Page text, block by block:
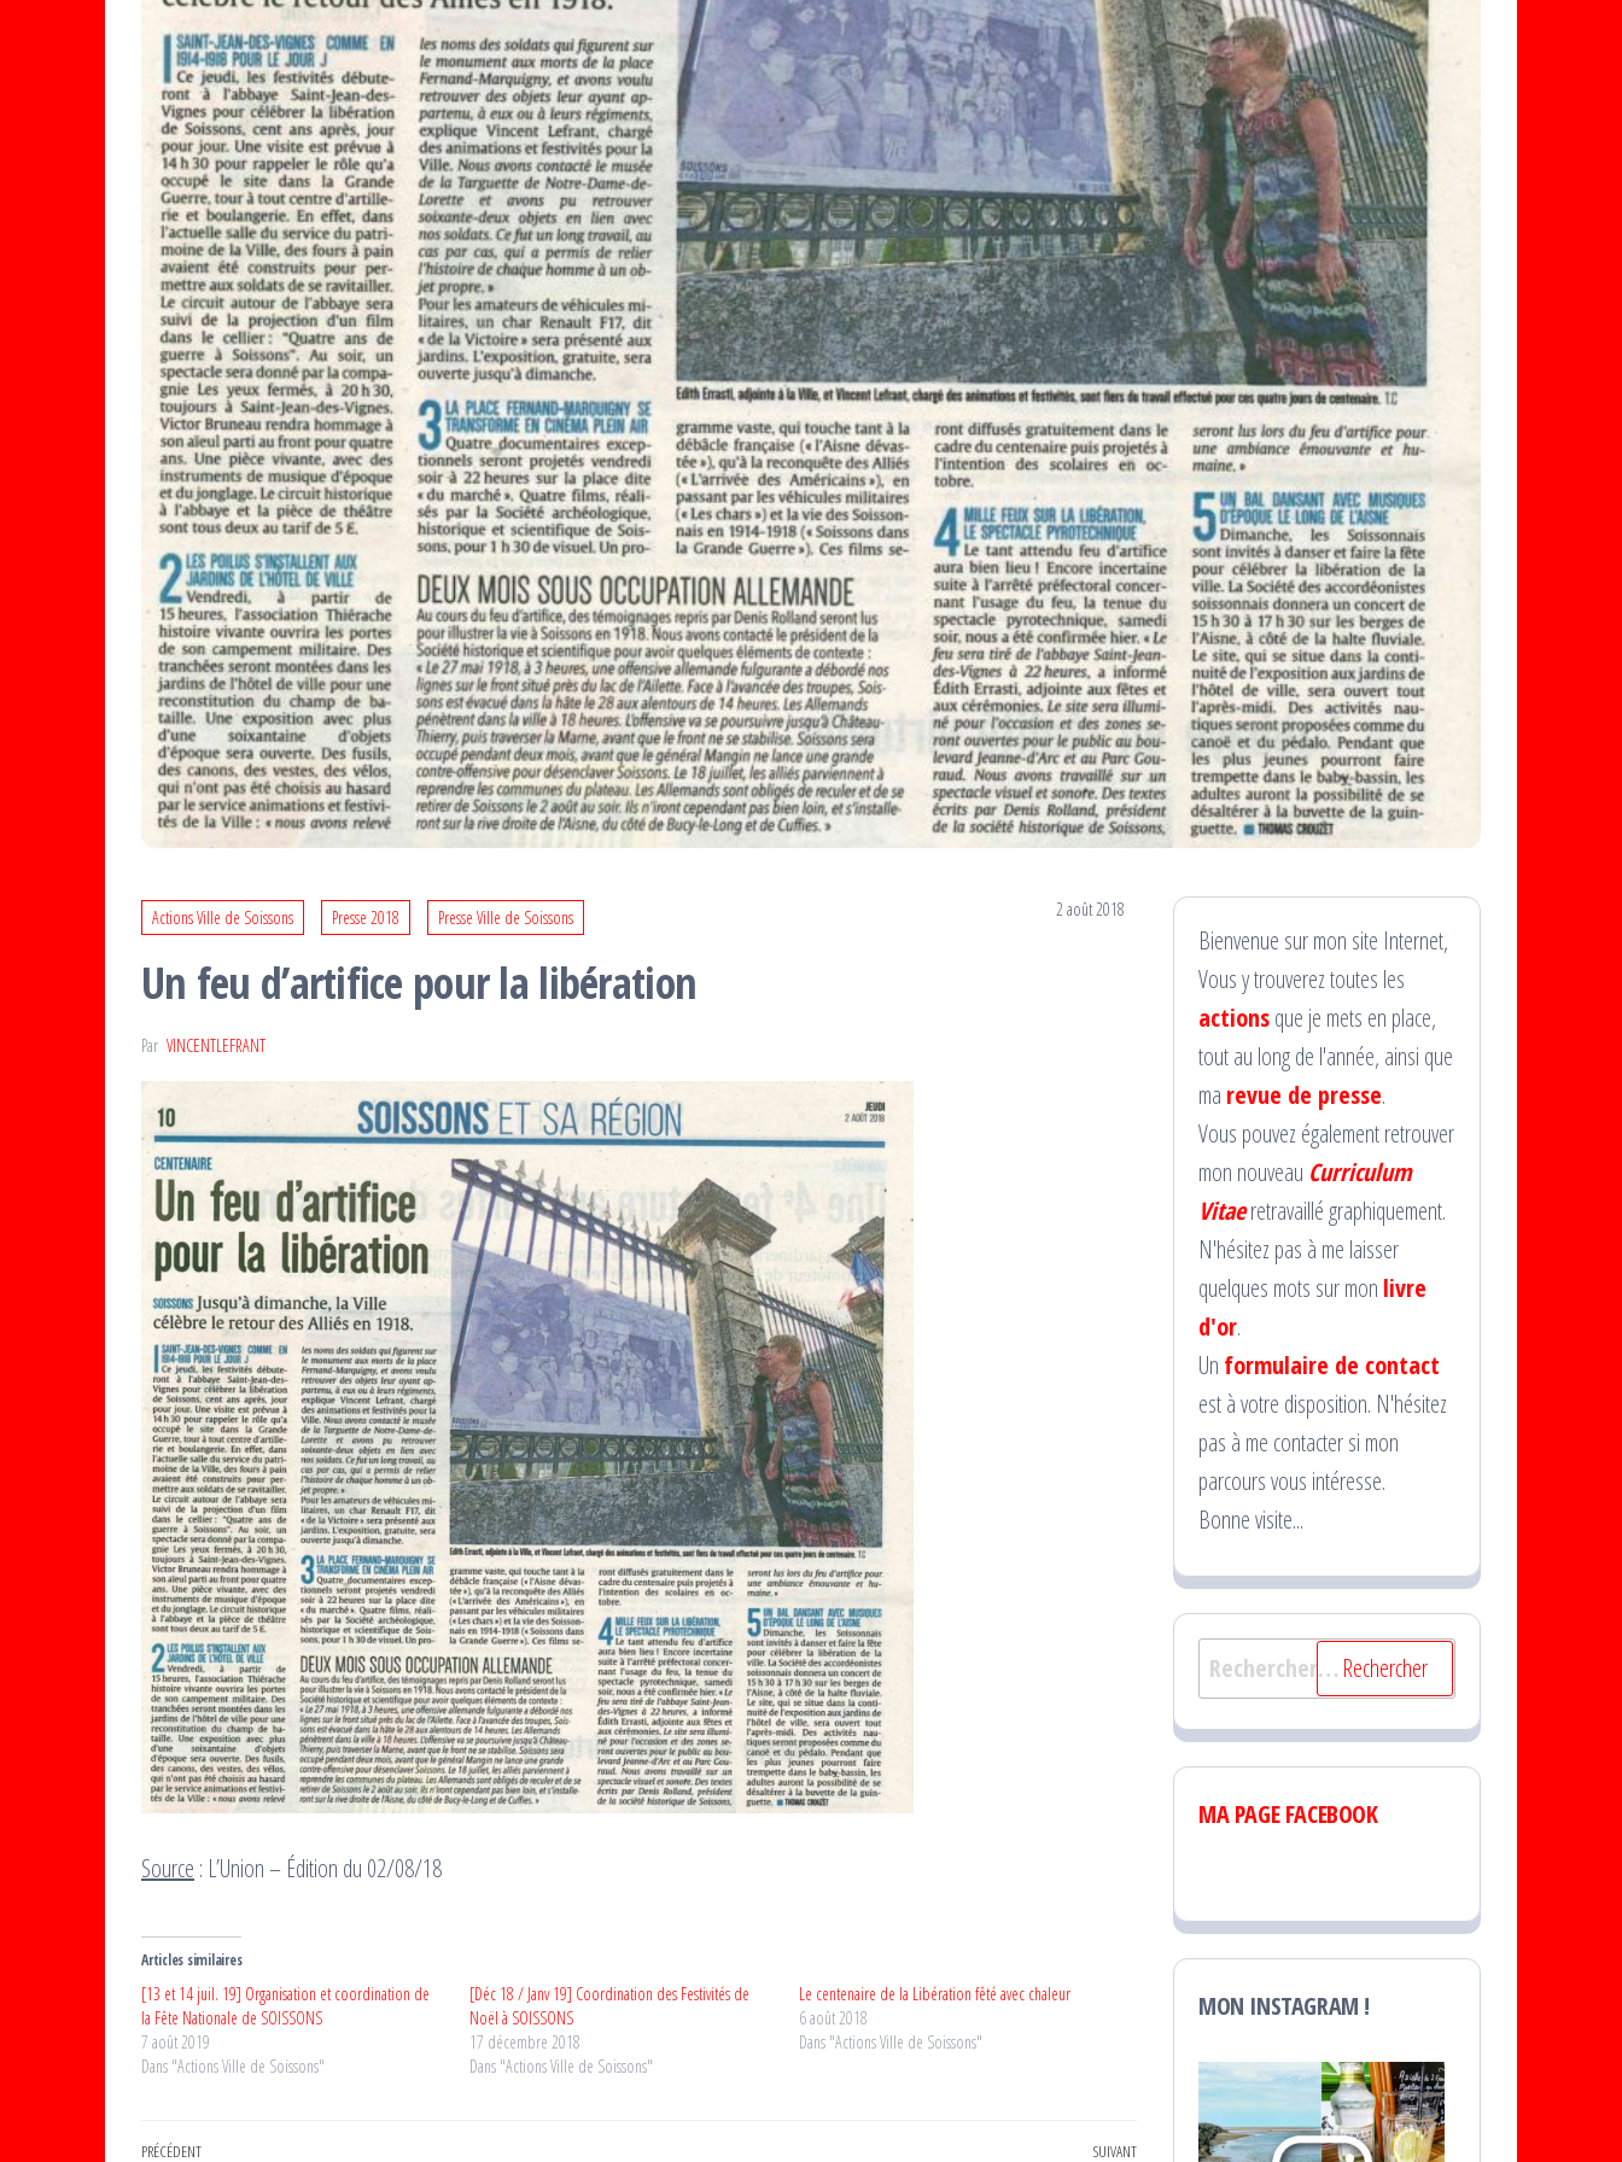
Actions Ville de Soissons Presse 2018 Presse Ville de Soissons 2 août 2018
Un feu d’artifice pour la libération
Par VINCENTLEFRANT
Source : L’Union – Édition du 02/08/18
Articles similaires
[13 et 14 juil. 19] Organisation et coordination de
la Fête Nationale de SOISSONS
7 août 2019
Dans "Actions Ville de Soissons"
[Déc 18 / Janv 19] Coordination des Festivités de
Noël à SOISSONS
17 décembre 2018
Dans "Actions Ville de Soissons"
Le centenaire de la Libération fêté avec chaleur
6 août 2018
Dans "Actions Ville de Soissons"
PRÉCÉDENT SUIVANT
Bienvenue sur mon site Internet,
Vous y trouverez toutes les
actionsque je mets en place,
tout au long de l'année, ainsi que
ma revue de presse.
Vous pouvez également retrouver
mon nouveau Curriculum
Vitaeretravaillé graphiquement.
N'hésitez pas à me laisser
quelques mots sur mon livre
d'or.
Un formulaire de contact
est à votre disposition. N'hésitez
pas à me contacter si mon
parcours vous intéresse.
Bonne visite...
Rechercher :
MA PAGE FACEBOOK
MON INSTAGRAM !